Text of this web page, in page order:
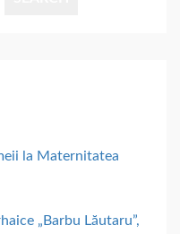
la Maternitatea
„Barbu Lăutaru”,